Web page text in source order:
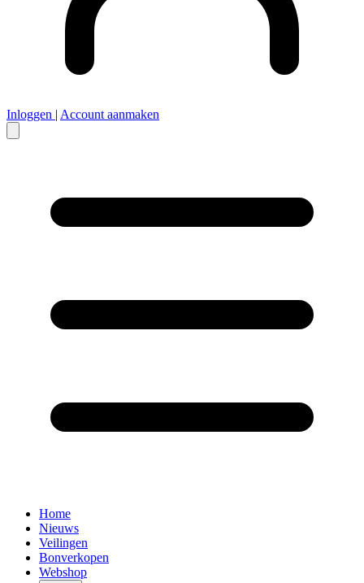
Inloggen | Account aanmaken
Home
Nieuws
Veilingen
Bonverkopen
Webshop